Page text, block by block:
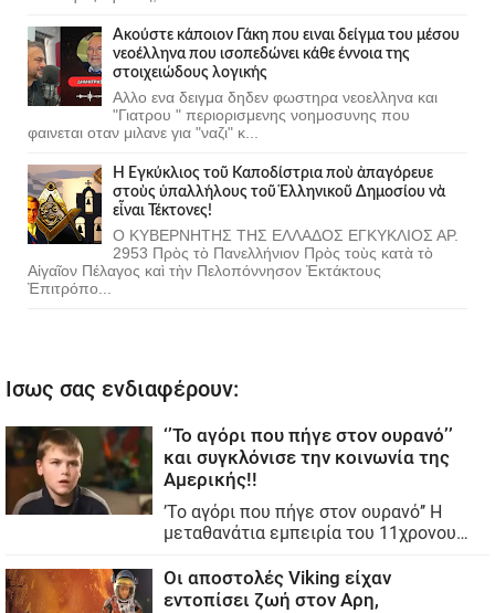
Ακούστε κάποιον Γάκη που ειναι δείγμα του μέσου
νεοέλληνα που ισοπεδώνει κάθε έννοια της
στοιχειώδους λογικής
Αλλο ενα δειγμα δηδεν φωστηρα νεοελληνα και
"Γιατρου " περιορισμενης νοημοσυνης που
φαινεται οταν μιλανε για "ναζι" κ...
Ἡ Ἐγκύκλιος τοῦ Καποδίστρια ποὺ ἀπαγόρευε
στοὺς ὑπαλλήλους τοῦ Ἑλληνικοῦ Δημοσίου νὰ
εἶναι Τέκτονες!
Ο ΚΥΒΕΡΝΗΤΗΣ ΤΗΣ ΕΛΛΑΔΟΣ ΕΓΚΥΚΛΙΟΣ ΑΡ.
2953 Πρὸς τὸ Πανελλήνιον Πρὸς τοὺς κατὰ τὸ
Αἰγαῖον Πέλαγος καὶ τὴν Πελοπόννησον Ἐκτάκτους
Ἐπιτρόπο...